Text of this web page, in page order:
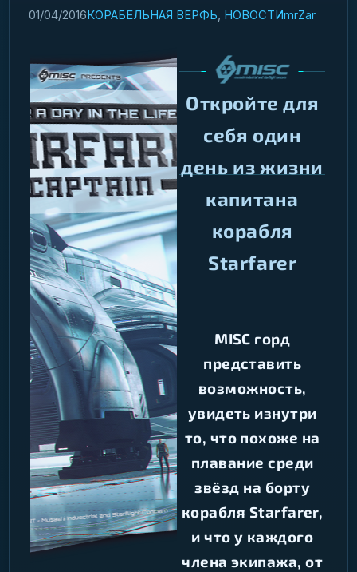
01/04/2016КОРАБЕЛЬНАЯ ВЕРФЬ НОВОСТИmrZar
Откройте для
себя один
день из жизни
капитана
корабля
Starfarer
MISC горд
представить
возможность,
увидеть изнутри
то, что похоже на
плавание среди
звёзд на борту
корабля Starfarer,
и что у каждого
члена экипажа, от